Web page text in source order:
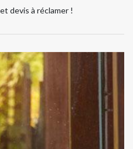
devis à réclamer !